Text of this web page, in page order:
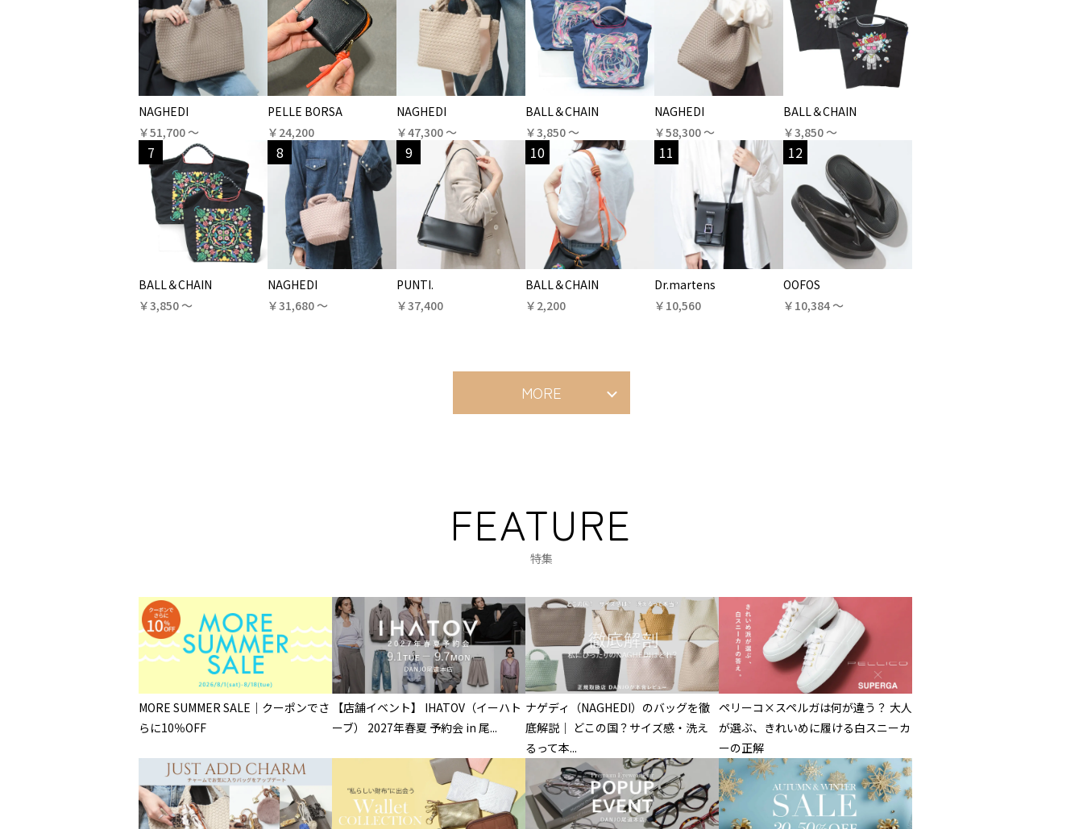
NAGHEDI
￥51,700 〜
PELLE BORSA
￥24,200
NAGHEDI
￥47,300 〜
BALL＆CHAIN
￥3,850 〜
NAGHEDI
￥58,300 〜
BALL＆CHAIN
￥3,850 〜
7
BALL＆CHAIN
￥3,850 〜
8
NAGHEDI
￥31,680 〜
9
PUNTI.
￥37,400
10
BALL＆CHAIN
￥2,200
11
Dr.martens
￥10,560
12
OOFOS
￥10,384 〜
MORE
FEATURE
特集
MORE SUMMER SALE｜クーポンでさ
らに10％OFF
【店舗イベント】 IHATOV（イーハト
ーブ） 2027年春夏 予約会 in 尾...
ナゲディ（NAGHEDI）のバッグを徹
底解説｜ どこの国？サイズ感・洗え
るって本...
ペリーコ×スペルガは何が違う？ 大人
が選ぶ、きれいめに履ける白スニーカ
ーの正解